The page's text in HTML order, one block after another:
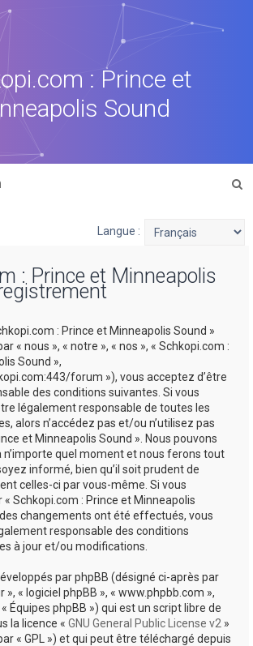
: Prince et
Sound
Langue :
: Prince et Minneapolis
: Prince et Minneapolis Sound »
« nous », « notre », « nos », « Schkopi.com :
Sound »,
forum »), vous acceptez d’être
des conditions suivantes. Si vous
légalement responsable de toutes les
alors n’accédez pas et/ou n’utilisez pas
et Minneapolis Sound ». Nous pouvons
n’importe quel moment et nous ferons tout
informé, bien qu’il soit prudent de
celles-ci par vous-même. Si vous
« Schkopi.com : Prince et Minneapolis
changements ont été effectués, vous
responsable des conditions
à jour et/ou modifications.
par phpBB (désigné ci-après par
», « logiciel phpBB », « www.phpbb.com »,
Équipes phpBB ») qui est un script libre de
la licence « GNU General Public License v2 »
« GPL ») et qui peut être téléchargé depuis